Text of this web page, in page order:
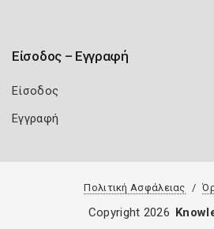
Είσοδος – Εγγραφή
Είσοδος
Εγγραφή
Πολιτική Ασφάλειας
Copyright 2026